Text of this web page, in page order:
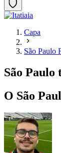
Capa
São Paulo
São
O São